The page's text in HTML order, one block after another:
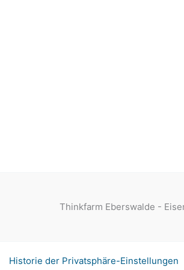
Thinkfarm Eberswalde -
Historie der Privatsphäre-Einstellungen